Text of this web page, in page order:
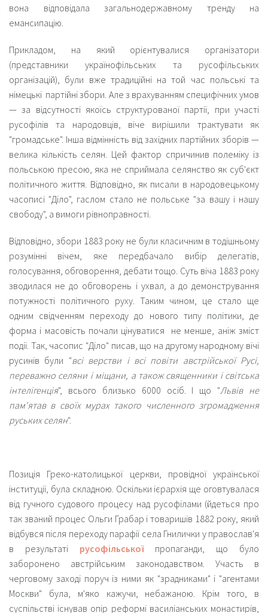
вона відповідала загальнодержавному тренду на
емансипацію.
Прикладом, на який орієнтувалися організатори
(представники українофільських та русофільських
організацій), були вже традиційні на той час польські та
німецькі партійні збори. Але з врахуванням специфічних умов
— за відсутності якоїсь структурованої партії, при участі
русофілів та народовців, віче вирішили трактувати як
"громадське". Інша відмінність від західних партійних зборів —
велика кількість селян. Цей фактор спричинив полеміку із
польською пресою, яка не сприймала селянство як суб'єкт
політичного життя. Відповідно, як писали в народовецькому
часописі "Діло", гаслом стало не польське "за вашу і нашу
свободу", а вимоги рівноправності.
Відповідно, збори 1883 року не були класичним в тодішньому
розумінні вічем, яке передбачало вибір делегатів,
голосування, обговорення, дебати тощо. Суть віча 1883 року
зводилася не до обговорень і ухвал, а до демонстрування
потужності політичного руху. Таким чином, це стало ще
одним свідченням переходу до нового типу політики, де
форма і масовість почали цінуватися не менше, аніж зміст
події. Так, часопис "Діло" писав, що на другому народному вічі
русинів були "всі верстви і всі повіти австрійської Русі,
переважно селяни і міщани, а також священники і світська
інтелігенція", всього близько 6000 осіб. І що "Львів не
пам'ятав в своїх мурах такого численного згромадження
руських селян".
Позиція Греко-католицької церкви, провідної української
інституції, була складною. Оскільки ієрархія ще оговтувалася
від гучного судового процесу над русофілами (йдеться про
так званий процес Ольги Грабар і товаришів 1882 року, який
відбувся після переходу парафії села Гнилички у православ'я
в результаті русофільськоїпропаганди, що було
заборонено австрійським законодавством. Участь в
черговому заході поруч із ними як "зрадниками" і "агентами
Москви" була, м'яко кажучи, небажаною. Крім того, в
суспільстві існував опір реформі василіанських монастирів,